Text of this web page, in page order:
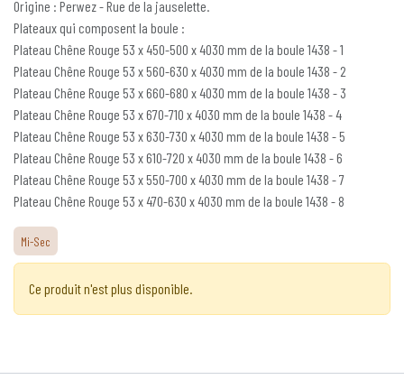
Origine : Perwez - Rue de la jauselette.
Plateaux qui composent la boule :
Plateau Chêne Rouge 53 x 450-500 x 4030 mm de la boule 1438 - 1
Plateau Chêne Rouge 53 x 560-630 x 4030 mm de la boule 1438 - 2
Plateau Chêne Rouge 53 x 660-680 x 4030 mm de la boule 1438 - 3
Plateau Chêne Rouge 53 x 670-710 x 4030 mm de la boule 1438 - 4
Plateau Chêne Rouge 53 x 630-730 x 4030 mm de la boule 1438 - 5
Plateau Chêne Rouge 53 x 610-720 x 4030 mm de la boule 1438 - 6
Plateau Chêne Rouge 53 x 550-700 x 4030 mm de la boule 1438 - 7
Plateau Chêne Rouge 53 x 470-630 x 4030 mm de la boule 1438 - 8
Mi-Sec
Ce produit n'est plus disponible.